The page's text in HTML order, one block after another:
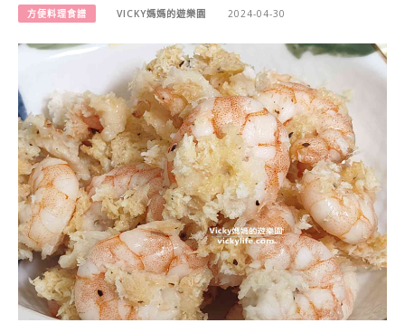
方便料理食譜 VICKY媽媽的遊樂園 2024-04-30